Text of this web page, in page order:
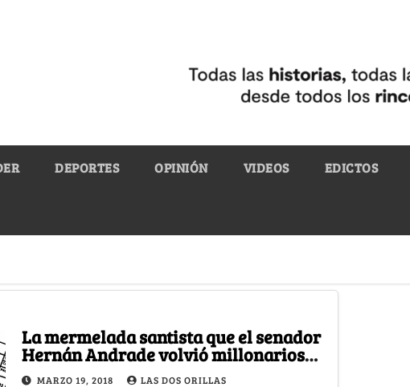
DEPORTES OPINIÓN VIDEOS EDICTOS
La mermelada santista que el senador
Hernán Andrade volvió millonarios
contratos
MARZO 19, 2018 LAS DOS ORILLAS